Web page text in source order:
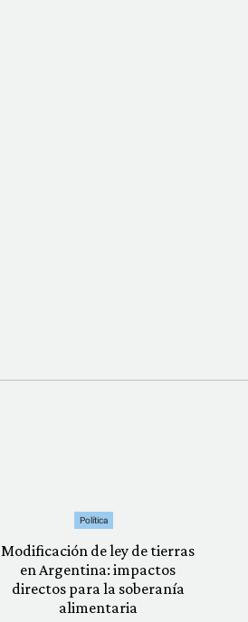
Política
Modificación de ley de tierras
en Argentina: impactos
directos para la soberanía
alimentaria